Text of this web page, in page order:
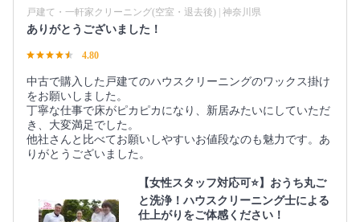
戸建て・一軒家クリーニング(空室・退去後) | 神奈川県
ありがとうございました！
4.80
中古で購入した戸建てのハウスクリーニングのワックス掛け
をお願いしました。
丁寧な仕事で床がピカピカになり、新居みたいにしていただ
き、大変満足でした。
他社さんと比べてお願いしやすいお値段なのも魅力です。あ
りがとうございました。
【女性スタッフ対応可⭐️】おうち丸ご
と洗浄！ハウスクリーニング士による
仕上がりをご体感ください！